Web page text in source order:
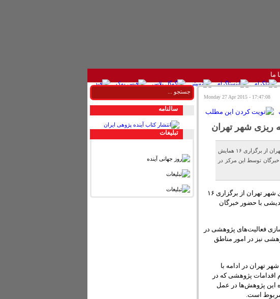
ما
17:47:08 - Monday 27 Apr 2015
ریزی شهر تهران
مدیر طرح و برنامه و سیاست گذاری امور پژوهشی مرکز مطالعات و برنامه ریزی شهر تهران از برگزاری ۱۶ همایش
خبرگان توسط این مرکز در
مدیر طرح و برنامه و سیاست گذاری امور پژوهشی مرکز مطالعات و برنامه ریزی شهر تهران از برگزاری ۱۶
هم‌اندیشی با حضور خبرگان
فعالیت‌های پژوهشی در
انجام‌ شده، امسال ۳۸ عنوان طرح پژوهشی نیز در امور مناطق
تهران در ادامه با
اقدامات پژوهشی که در
این پژوهش‌ها در عمل
مربوط است.
سالنامه
تبليغات